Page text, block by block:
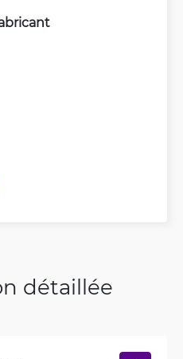
détaillée